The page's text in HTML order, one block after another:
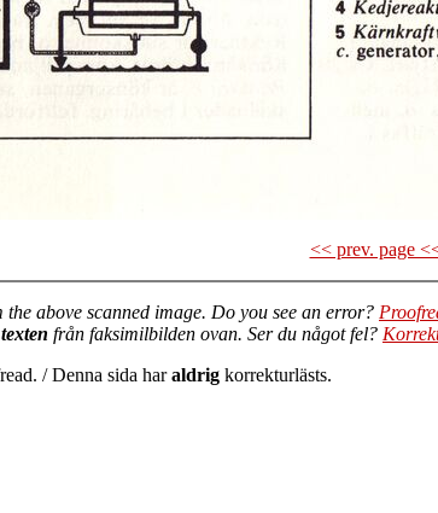
<< prev. page
above scanned image. Do you see an error?
från faksimilbilden ovan. Ser du något fel?
/ Denna sida haraldrig korrekturlästs.